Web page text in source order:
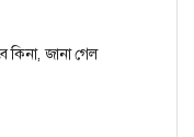
কিনা, জানা গেল